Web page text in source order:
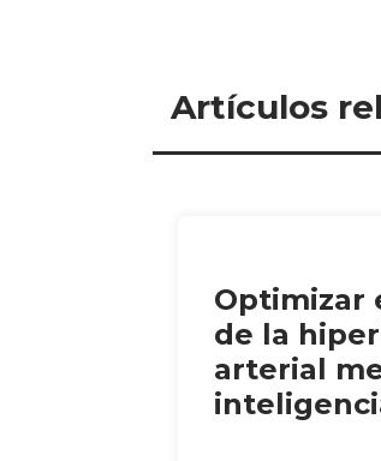
Artículos
Optimizar
de la
arterial